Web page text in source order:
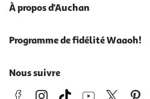
À propos d'Auchan
Programme de fidélité Waaoh!
Nous suivre